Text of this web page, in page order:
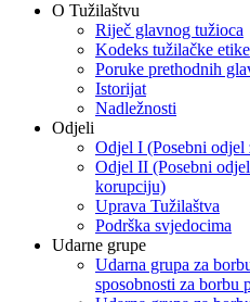
O Tužilaštvu
Riječ glavnog tužioca
Kodeks tužilačke etike
Poruke prethodnih
Istorijat
Nadležnosti
Odjeli
Odjel I (Posebni odjel
Odjel II (Posebni
korupciju)
Uprava Tužilaštva
Podrška svjedocima
Udarne grupe
Udarna grupa za
sposobnosti za borbu